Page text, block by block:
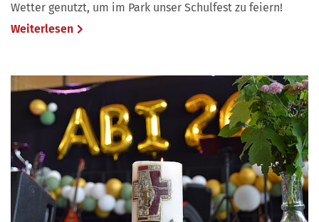
Wetter genutzt, um im Park unser Schulfest zu feiern!
Weiterlesen